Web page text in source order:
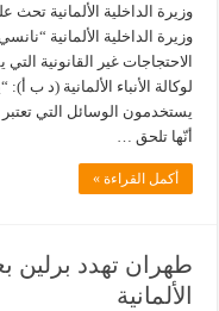
وزيرة الداخلية الألمانية
وزيرة الداخلية الألمانية
الاحتجاجات غير القانونية
لوكالة الأنباء الألمانية (د ب
يستخدمون الوسائل التي
أنّها تلحق …
أكمل القراءة »
طهران تهدد برلين
الألمانية